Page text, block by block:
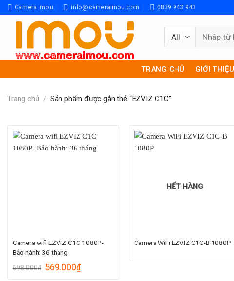
Skip
to
Camera Imou info@cameraimou.com 0839 943 943
Tìm
kiếm:
TRANG CHỦ GIỚI THIỆU
Trang chủ / Sản phẩm được gắn thẻ “EZVIZ C1C”
Camera wifi EZVIZ C1C 1080P-
Bảo hành: 36 tháng
698.000₫ Giá
569.000₫Giá
hiện
HẾT HÀNG
Camera WiFi EZVIZ C1C-B 1080P